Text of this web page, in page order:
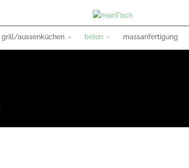
grill/aussenküchen beton massanfertigung